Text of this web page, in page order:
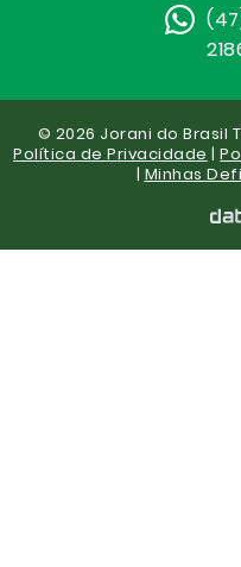
© 2026 Jorani do Brasil
Política de Privacidade |
| Minhas